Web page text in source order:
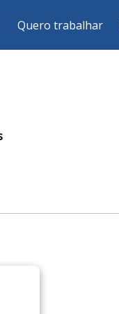
Quero trabalhar